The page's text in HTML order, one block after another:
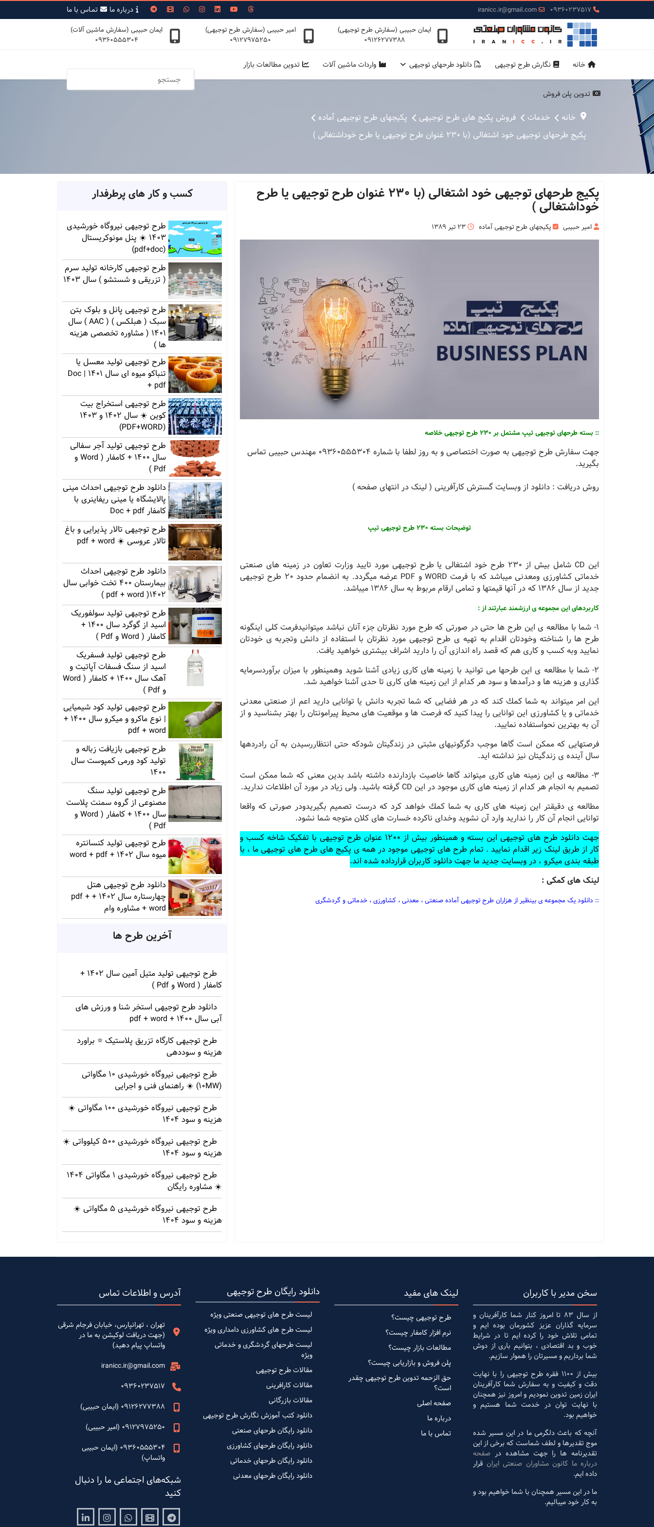
09360237517
iranicc.ir@gmail.com درباره ما تمـاس با ما
ایمان حبیبی (سفارش طرح توجیهی)
09126277388
امیر حبیبی (سفارش طرح توجیهی)
09127975250
ایمان حبیبی (سفارش ماشین آلات)
09360555304
خانه نگارش طرح توجیهی دانلود طرحهای توجیهی واردات ماشین آلات تدوین مطالعات بازار
تدوین پلن فروش
خانه خدمات فروش پکیج های طرح توجیهی
پکیجهای طرح توجیهی آماده
پکیج طرحهای توجیهی خود اشتغالی (با 230 غنوان طرح توجیهی یا طرح خوداشتغالی )
پکیج طرحهای توجیهی خود اشتغالی (با 230 غنوان طرح توجیهی یا طرح
خوداشتغالی )
امیر حبیبی پکیجهای طرح توجیهی آماده 23 تیر 1389
:: بسته طرحهای توجیهی تیپ مشتمل بر 230 طرح توجیهی خلاصه
جهت سفارش طرح توجیهی به صورت اختصاصی و به روز لطفا با شماره 09360555304 مهندس حبیبی تماس
بگیرید.
روش دریافت : دانلود از وبسایت گسترش کارآفرینی ( لینک در انتهای صفحه )
توضیحات بسته 230 طرح توجیهی تیپ
این CD
شامل بیش از 230 طرح خود اشتغالی یا طرح توجیهی مورد تایید وزارت تعاون در زمینه های صنعتی
خدماتی كشاورزی ومعدنی میباشد كه با فرمت WORD PDF و
عرضه میگردد. به انضمام حدود 20 طرح توجیهی
جدید از سال 1386 كه در آنها قیمتها و تمامی ارقام مربوط به سال 1386 میباشد.
كاربردهای این مجموعه ی ارزشمند عبارتند از :
1- شما با مطالعه ی این طرح ها حتی در صورتی كه طرح مورد نظرتان جزء آنان نباشد میتوانیدفرمت كلی اینگونه
طرح ها را شناخته وخودتان اقدام به تهیه ی طرح توجیهی مورد نظرتان با استفاده از دانش وتجربه ی خودتان
نمایید وبه كسب و كاری هم كه قصد راه اندازی آن را دارید اشراف بیشتری خواهید یافت.
2- شما با مطالعه ی این طرحها می توانید با زمینه های كاری زیادی آشنا شوید وهمینطور با میزان برآوردسرمایه
گذاری و هزینه ها و درآمدها و سود هر كدام از این زمینه های كاری تا حدی آشنا خواهید شد.
این امر میتواند به شما كمك كند كه در هر فضایی كه شما تجربه دانش یا توانایی دارید اعم از صنعتی معدنی
خدماتی و یا كشاورزی این توانایی را پیدا كنید كه فرصت ها و موقعیت های محیط پیرامونتان را بهتر بشناسید و از
آن به بهترین نحواستفاده نمایید.
فرصتهایی كه ممكن است گاها موجب دگرگونیهای مثبتی در زندگیتان شودكه حتی انتظاررسیدن به آن رادردهها
سال آینده ی زندگیتان نیز نداشته اید.
3- مطالعه ی این زمینه های كاری میتواند گاها خاصیت بازدارنده داشته باشد بدین معنی كه شما ممكن است
تصمیم به انجام هر كدام از زمینه های كاری موجود در این CD گرفته باشید. ولی زیاد در مورد آن اطلاعات ندارید.
مطالعه ی دقیقتر این زمینه های كاری به شما كمك خواهد كرد كه درست تصمیم بگیریدودر صورتی كه واقعا
توانایی انجام آن كار را ندارید وارد آن نشوید وخدای ناكرده خسارت های كلان متوجه شما نشود.
جهت دانلود طرح های توجیهی این بسته و همینطور بیش از 1200 عنوان طرح توجیهی با تفکیک شاخه کسب و
کار از طریق لینک زیر اقدام نمایید . تمام طرح های توجیهی موجود در همه ی پکیج های طرح های توجیهی ما ، با
طبقه بندی میکرو ، در وبسایت جدید ما جهت دانلود کاربران قرارداده شده اند.
لینک های کمکی :
:: دانلود یک مجموعه ی بینظیر از هزاران طرح توجیهی آماده صنعتی ، معدنی ، کشاورزی ، خدماتی و گردشگری
کسب و کار های پرطرفدار
طرح توجیهی نیروگاه خورشیدی
1403 ☀️ پنل مونوکریستال
(pdf+doc)
طرح توجیهی کارخانه تولید سرم
( تزریقی و شستشو ) سال 1403
طرح توجیهی پانل و بلوک بتن
سبک ( هبلکس ) ( AAC ) سال
1401 ( مشاوره تخصصی هزینه
ها )
طرح توجیهی تولید معسل یا
تنباکو میوه ای سال 1401 | Doc
+ pdf
طرح توجیهی استخراج بیت
کوین ☀️ سال 1402 و 1403
(PDF+WORD)
طرح توجیهی تولید آجر سفالی
سال 1400 + کامفار ( Word و
Pdf )
دانلود طرح توجیهی احداث مینی
پالایشگاه یا مینی ریفاینری با
کامفار Doc + pdf
طرح توجیهی تالار پذیرایی و باغ
تالار عروسی ☀️ pdf + word
دانلود طرح توجیهی احداث
بیمارستان 400 تخت خوابی سال
1402( pdf + word )
طرح توجیهی تولید سولفوریک
اسید از گوگرد سال 1400 +
کامفار ( Word و Pdf )
طرح توجیهی تولید فسفریک
اسید از سنگ فسفات آپاتیت و
آهک سال 1400 + کامفار ( Word
و Pdf )
طرح توجیهی تولید کود شیمیایی
| نوع ماکرو و میکرو سال 1400 +
pdf + word
طرح توجیهی بازیافت زباله و
تولید کود ورمی کمپوست سال
1400
طرح توجیهی تولید سنگ
مصنوعی از گروه سمنت پلاست
سال 1400 + کامفار ( Word و
Pdf )
طرح توجیهی تولید کنسانتره
میوه سال 1402 + word + pdf
دانلود طرح توجیهی هتل
چهارستاره سال 1402 + pdf +
word + مشاوره وام
آخرین طرح ها
طرح توجیهی تولید متیل آمین سال 1402 +
کامفار ( Word و Pdf )
دانلود طرح توجیهی استخر شنا و ورزش های
آبی سال 1400 + pdf + word
طرح توجیهی کارگاه تزریق پلاستیک ⭐ براورد
هزینه و سوددهی
طرح توجیهی نیروگاه خورشیدی 10 مگاواتی
(10MW) ☀️ راهنمای فنی و اجرایی
طرح توجیهی نیروگاه خورشیدی 100 مگاواتی ☀️
هزینه‌ و سود 1404
طرح توجیهی نیروگاه خورشیدی 500 کیلوواتی ☀️
هزینه‌ و سود 1404
طرح توجیهی نیروگاه خورشیدی 1 مگاواتی 1404
☀️ مشاوره رایگان
طرح توجیهی نیروگاه خورشیدی 5 مگاواتی ☀️
هزینه‌ و سود 1404
سخن مدیر با کاربران
از سال 83 تا امروز کنار شما کارآفرینان و
سرمایه گذاران عزیز کشورمان بوده ایم و
تمامی تلاش خود را کرده ایم تا در شرایط
خوب و بد اقتصادی ، بتوانیم باری از دوش
شما برداریم و مسیرتان را هموار سازیم.
بیش از 1100 فقره طرح توجیهی را با نهایت
دقت و کیفیت و به سفارش شما کارآفرینان
ایران زمین تدوین نمودیم و امروز نیز همچنان
با نهایت توان در خدمت شما هستیم و
خواهیم بود.
آنچه که باعث دلگرمی ما در این مسیر شده
موج تقدیرها و لطف شماست که برخی از این
تقدیرنامه ها را جهت مشاهده در صفحه
درباره ما کانون مشاوران صنعتی ایران قرار
داده ایم.
ما در این مسیر همچنان با شما خواهیم بود و
به کار خود میبالیم.
لینک های مفید
طرح توجیهی چیست؟
نرم افزار کامفار چیست؟
مطالعات بازار چیست؟
پلن فروش و بازاریابی چیست؟
حق الزحمه تدوین طرح توجیهی چقدر
است؟
صفحه اصلی
درباره ما
تماس با ما
دانلود رایگان طرح توجیهی
لیست طرح های توجیهی صنعتی ویژه
لیست طرح های کشاورزی دامداری ویژه
لیست طرحهای گردشگری و خدماتی
ویژه
مقالات طرح توجیهی
مقالات کارافرینی
مقالات بازرگانی
دانلود کتب آموزش نگارش طرح توجیهی
دانلود رایگان طرحهای صنعتی
دانلود رایگان طرحهای کشاورزی
دانلود رایگان طرحهای خدماتی
دانلود رایگان طرحهای معدنی
آدرس و اطلاعات تماس
تهران ، تهرانپارس، خیابان فرجام شرقی
(جهت دریافت لوکیشن به ما در
واتساپ پیام دهید)
iranicc.ir@gmail.com
09360237517
09126277388 (ایمان حبیبی)
09127975250 (امیر حبیبی)
09360555304 (ایمان حبیبی
واتساپ)
شبکه‌های اجتماعی ما را دنبال
کنید
Telegram
Aparat
Whatsapp
Instagram
Linkedin